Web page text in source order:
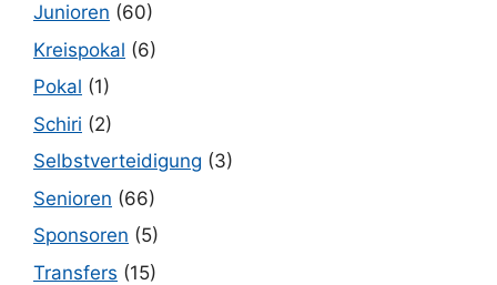
Junioren (60)
Kreispokal (6)
Pokal (1)
Schiri (2)
Selbstverteidigung (3)
Senioren (66)
Sponsoren (5)
Transfers (15)